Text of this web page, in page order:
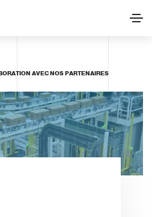
AVEC NOS PARTENAIRES